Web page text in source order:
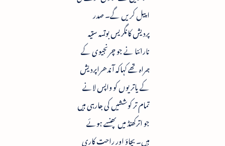
اپیل کریں گے۔ صدر
پردیش کانگریس بوتسہ ستیہ
نارائنا نے جو چرنجیوی کے
ہمراہ تھے کہاکہ آندھراپردیش
کے یاتریوں کو واپس لانے
تمام تر کوششیں کی جارہی ہیں
جو اترکھنڈ میں پھنسے ہوئے
ہیں۔ بچاؤ اور راحت کاری